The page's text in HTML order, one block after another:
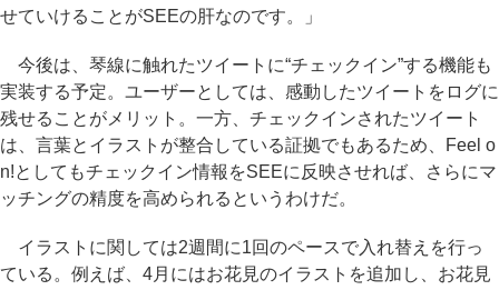
せていけることがSEEの肝なのです。」
今後は、琴線に触れたツイートに“チェックイン”する機能も
実装する予定。ユーザーとしては、感動したツイートをログに
残せることがメリット。一方、チェックインされたツイート
は、言葉とイラストが整合している証拠でもあるため、Feel o
n!としてもチェックイン情報をSEEに反映させれば、さらにマ
ッチングの精度を高められるというわけだ。
イラストに関しては2週間に1回のペースで入れ替えを行っ
ている。例えば、4月にはお花見のイラストを追加し、お花見